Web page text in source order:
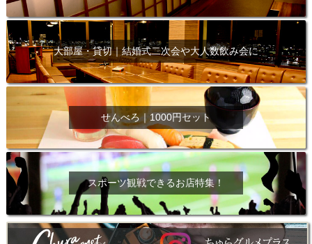
大部屋・貸切｜結婚式二次会や大人数飲み会に
せんべろ｜1000円セット
スポーツ観戦できるお店特集！